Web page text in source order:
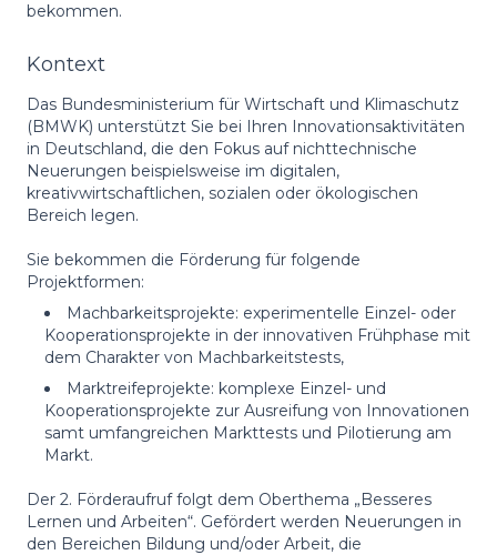
bekommen.
Kontext
Das Bundesministerium für Wirtschaft und Klimaschutz
(BMWK) unterstützt Sie bei Ihren Innovationsaktivitäten
in Deutschland, die den Fokus auf nichttechnische
Neuerungen beispielsweise im digitalen,
kreativwirtschaftlichen, sozialen oder ökologischen
Bereich legen.
Sie bekommen die Förderung für folgende
Projektformen:
Machbarkeitsprojekte: experimentelle Einzel- oder
Kooperationsprojekte in der innovativen Frühphase mit
dem Charakter von Machbarkeitstests,
Marktreifeprojekte: komplexe Einzel- und
Kooperationsprojekte zur Ausreifung von Innovationen
samt umfangreichen Markttests und Pilotierung am
Markt.
Der 2. Förderaufruf folgt dem Oberthema „Besseres
Lernen und Arbeiten“. Gefördert werden Neuerungen in
den Bereichen Bildung und/oder Arbeit, die